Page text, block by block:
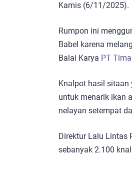
Kamis (6/11/2025).
Rumpon ini
Babel karena
Balai Karya PT
Knalpot hasil
untuk menarik ikan
nelayan setempat
Direktur Lalu Lintas
sebanyak 2.100